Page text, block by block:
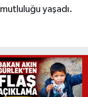
mutluluğu yaşadı.